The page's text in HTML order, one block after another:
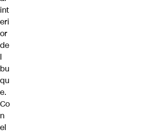
int
eri
or
de
l
bu
qu
e.
Co
n
el